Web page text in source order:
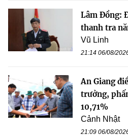
Lâm Đồng:
thanh tra
Vũ Linh
21:14 06/08/
An Giang
trưởng,
10,71%
Cảnh Nhật
21:09 06/08/